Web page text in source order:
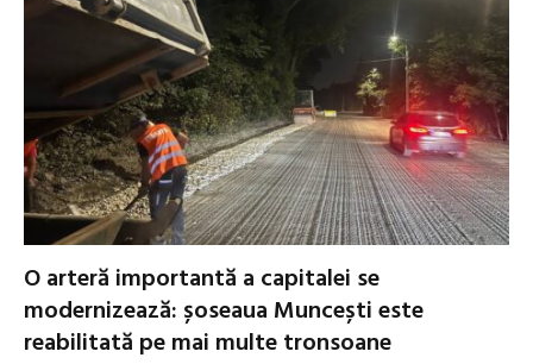
O arteră importantă a capitalei se
modernizează: șoseaua Muncești este
reabilitată pe mai multe tronsoane